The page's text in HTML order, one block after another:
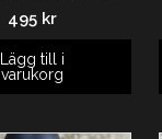
495 kr
Lägg till i
varukorg